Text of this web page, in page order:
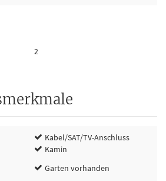
2
Kabel/SAT/TV-Anschluss
Kamin
Garten vorhanden